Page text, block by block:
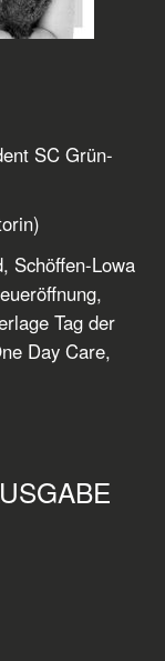
SC Grün-
Schöffen-Lowa
Tag der
Day Care,